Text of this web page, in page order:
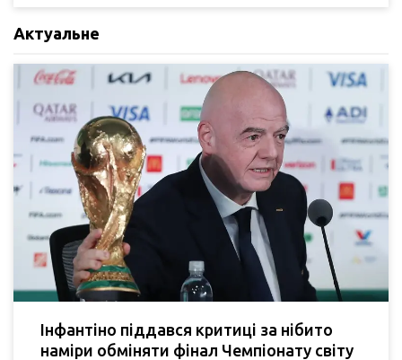
Актуальне
Інфантіно піддався критиці за нібито
наміри обміняти фінал Чемпіонату світу